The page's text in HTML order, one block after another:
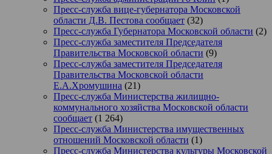
Пресс-служба вице-губернатора Московской
области Д.В. Пестова сообщает (32)
Пресс-служба Губернатора Московской области (2)
Пресс-служба заместителя Председателя
Правительства Московской области (9)
Пресс-служба заместителя Председателя
Правительства Московской области
Е.А.Хромушина (21)
Пресс-служба Министерства жилищно-
коммунального хозяйства Московской области
сообщает (1 264)
Пресс-служба Министерства имущественных
отношений Московской области (1)
Пресс-служба Министерства культуры Московской